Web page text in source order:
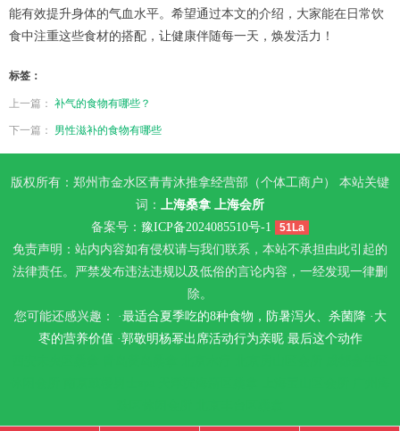
能有效提升身体的气血水平。希望通过本文的介绍，大家能在日常饮
食中注重这些食材的搭配，让健康伴随每一天，焕发活力！
标签：
上一篇： 补气的食物有哪些？
下一篇： 男性滋补的食物有哪些
版权所有：郑州市金水区青青沐推拿经营部（个体工商户） 本站关键
词：
上海桑拿
上海会所
备案号： 豫ICP备2024085510号-1 51La
免责声明：站内内容如有侵权请与我们联系，本站不承担由此引起的
法律责任。严禁发布违法违规以及低俗的言论内容，一经发现一律删
除。
您可能还感兴趣： ·最适合夏季吃的8种食物，防暑泻火、杀菌降· 大
枣的营养价值 ·郭敬明杨幂出席活动行为亲昵 最后这个动作